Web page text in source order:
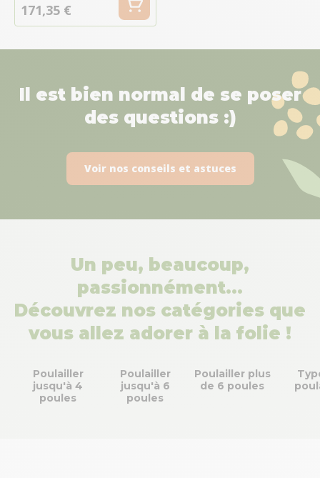
171,35 €
Il est bien normal de se poser
des questions :)
Voir nos conseils et astuces
Un peu, beaucoup,
passionnément…
Découvrez nos catégories que
vous allez adorer à la folie !
Poulailler
jusqu'à 4
poules
Poulailler
jusqu'à 6
poules
Poulailler plus
de 6 poules